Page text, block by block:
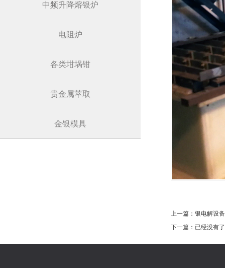
中频升降熔银炉
电阻炉
各类坩埚钳
贵金属萃取
金银模具
上一篇：银电解设备
下一篇：已经没有了